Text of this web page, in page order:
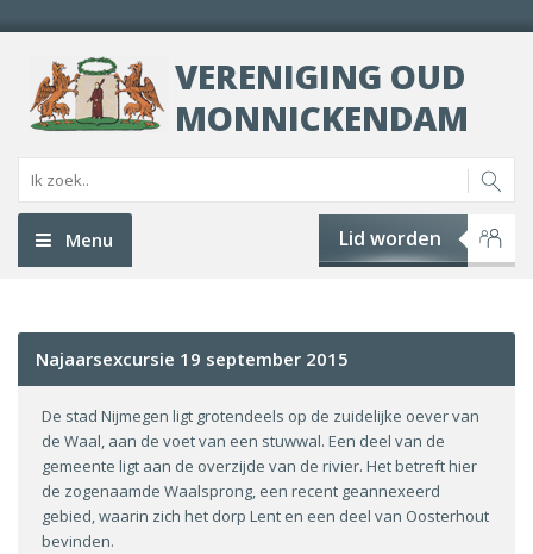
VERENIGING OUD
MONNICKENDAM
Lid worden
Menu
Najaarsexcursie 19 september 2015
De stad Nijmegen ligt grotendeels op de zuidelijke oever van
de Waal, aan de voet van een stuwwal. Een deel van de
gemeente ligt aan de overzijde van de rivier. Het betreft hier
de zogenaamde Waalsprong, een recent geannexeerd
gebied, waarin zich het dorp Lent en een deel van Oosterhout
bevinden.